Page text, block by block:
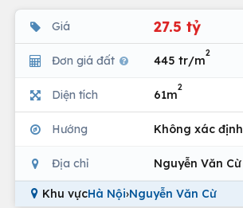
Giá 27.5 tỷ
Đơn giá đất 445 tr/m
2
Diện tích 61m
2
Hướng Không xác định
Địa chỉ Nguyễn Văn Cừ
Khu vựcHà Nội›Nguyễn Văn Cừ